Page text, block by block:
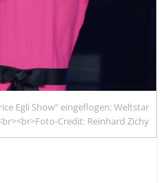
Egli Show" eingeflogen: Weltstar
Credit: Reinhard Zichy